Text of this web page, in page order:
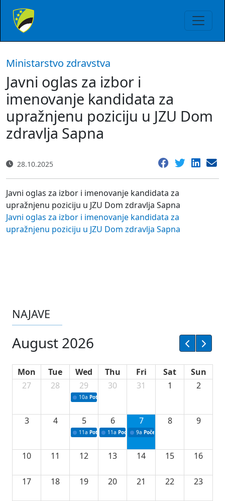
Ministarstvo zdravstva
Javni oglas za izbor i
imenovanje kandidata za
upražnjenu poziciju u JZU Dom
zdravlja Sapna
28.10.2025
Javni oglas za izbor i imenovanje kandidata za
upražnjenu poziciju u JZU Dom zdravlja Sapna
Javni oglas za izbor i imenovanje kandidata za
upražnjenu poziciju u JZU Dom zdravlja Sapna
NAJAVE
August 2026
Mon Tue Wed Thu Fri Sat
Sun
27
28 29
10a Potpisivanje ugovora sa neprofitnim
30 31 1 2
3 4 5
11a Potpisivanje ugovora o stipendijama za
6
11a Podrška razvoju vodne infrastrukture u
7
9a Početak izgradnje nove
8 9
10 11 12 13 14 15 16
17 18 19 20 21 22 23